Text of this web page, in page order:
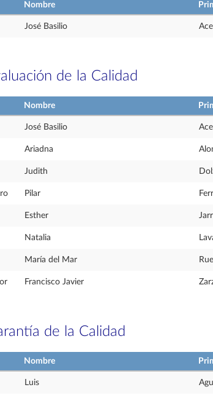
Nombre
José Basilio
de la Calidad
Nombre
José Basilio
Ariadna
Judith
Pilar
Esther
Natalia
María del Mar
Francisco Javier
de la Calidad
Nombre
Luis